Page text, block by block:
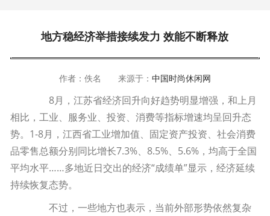
地方稳经济举措接续发力 效能不断释放
作者：佚名 来源于： 中国时尚休闲网
8月，江苏省经济回升向好趋势明显增强，和上月
相比，工业、服务业、投资、消费等指标增速均呈回升态
势。1-8月，江西省工业增加值、固定资产投资、社会消费
品零售总额分别同比增长7.3%、8.5%、5.6%，均高于全国
平均水平……多地近日交出的经济“成绩单”显示，经济延续
持续恢复态势。
不过，一些地方也表示，当前外部形势依然复杂